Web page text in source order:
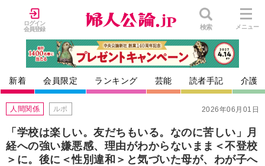
ログイン
会員登録
検索 メニュー
新着 会員限定 ランキング 芸能 読者手記 介護
2026年06月01日
人間関係 ルポ
「学校は楽しい。友だちもいる。なのに苦しい」月
経への強い嫌悪感、理由がわからないまま＜不登校
＞に。後に＜性別違和＞と気づいた母が、わが子へ